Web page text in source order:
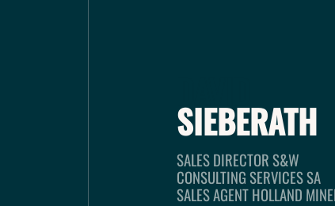
SIEBERATH
SALES DIRECTOR S&W
CONSULTING SERVICES SA
SALES AGENT HOLLAND